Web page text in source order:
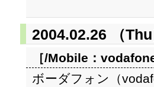
2004.02.26 （Thu
［/Mobile：
ボーダフォン（